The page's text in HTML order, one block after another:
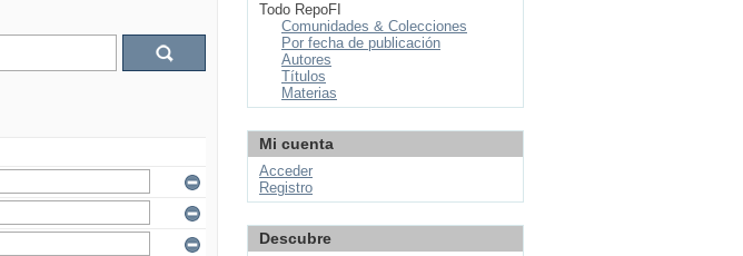
Todo RepoFI
Comunidades & Colecciones
Por fecha de publicación
Autores
Títulos
Materias
Mi cuenta
Acceder
Registro
Descubre